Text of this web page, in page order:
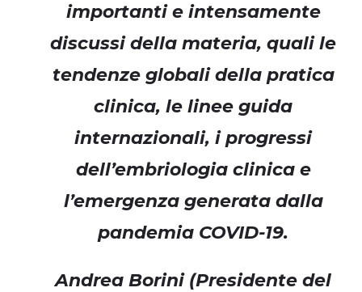
importanti e intensamente
discussi della materia, quali le
tendenze globali della pratica
clinica, le linee guida
internazionali, i progressi
dell’embriologia clinica e
l’emergenza generata dalla
pandemia COVID-19.
Andrea Borini (Presidente del